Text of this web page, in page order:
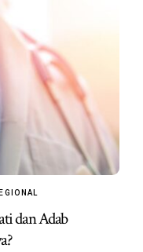
dan Adab